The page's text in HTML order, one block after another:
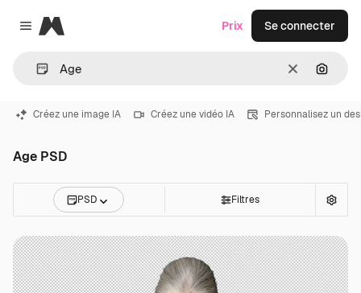
Close menu
Magnific
Effacer
Prix Se connecter
Créez une image IA Créez une vidéo IA Personnalisez un
Age PSD
PSD Filtres